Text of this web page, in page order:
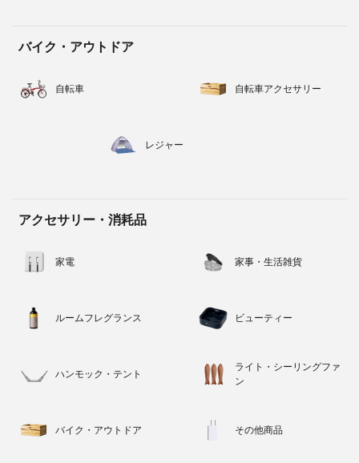
バイク・アウトドア
自転車 自転車アクセサリー
レジャー
アクセサリー・消耗品
家電 家事・生活雑貨
ルームフレグランス ビューティー
ハンモック・テント
ライト・シーリングファ
ン
バイク・アウトドア その他商品